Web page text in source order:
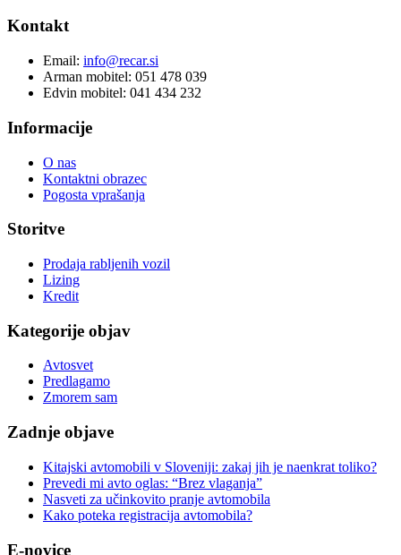
Kontakt
Email: info@recar.si
Arman mobitel: 051 478 039
Edvin mobitel: 041 434 232
Informacije
O nas
Kontaktni obrazec
Pogosta vprašanja
Storitve
Prodaja rabljenih vozil
Lizing
Kredit
Kategorije objav
Avtosvet
Predlagamo
Zmorem sam
Zadnje objave
Kitajski avtomobili v Sloveniji: zakaj jih je naenkrat toliko?
Prevedi mi avto oglas: “Brez vlaganja”
Nasveti za učinkovito pranje avtomobila
Kako poteka registracija avtomobila?
E-novice